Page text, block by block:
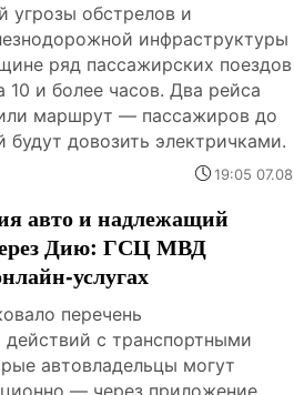
угрозы обстрелов и
инфраструктуры
ряд пассажирских поездов
10 и более часов. Два рейса
маршрут — пассажиров до
будут довозить электричками.
19:05 07.08
авто и надлежащий
Дию: ГСЦ МВД
услугах
перечень
действий с транспортными
автовладельцы могут
— через приложение